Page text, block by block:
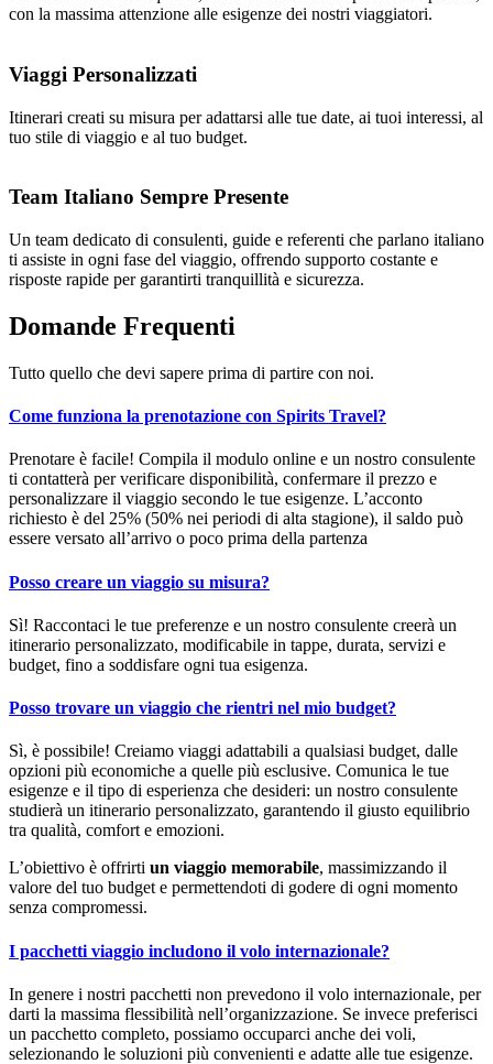
con la massima attenzione alle esigenze dei nostri viaggiatori.
Viaggi Personalizzati
Itinerari creati su misura per adattarsi alle tue date, ai tuoi interessi, al
tuo stile di viaggio e al tuo budget.
Team Italiano Sempre Presente
Un team dedicato di consulenti, guide e referenti che parlano italiano
ti assiste in ogni fase del viaggio, offrendo supporto costante e
risposte rapide per garantirti tranquillità e sicurezza.
Domande Frequenti
Tutto quello che devi sapere prima di partire con noi.
Come funziona la prenotazione con Spirits Travel?
Prenotare è facile! Compila il modulo online e un nostro consulente
ti contatterà per verificare disponibilità, confermare il prezzo e
personalizzare il viaggio secondo le tue esigenze. L’acconto
richiesto è del 25% (50% nei periodi di alta stagione), il saldo può
essere versato all’arrivo o poco prima della partenza
Posso creare un viaggio su misura?
Sì! Raccontaci le tue preferenze e un nostro consulente creerà un
itinerario personalizzato, modificabile in tappe, durata, servizi e
budget, fino a soddisfare ogni tua esigenza.
Posso trovare un viaggio che rientri nel mio budget?
Sì, è possibile! Creiamo viaggi adattabili a qualsiasi budget, dalle
opzioni più economiche a quelle più esclusive. Comunica le tue
esigenze e il tipo di esperienza che desideri: un nostro consulente
studierà un itinerario personalizzato, garantendo il giusto equilibrio
tra qualità, comfort e emozioni.
L’obiettivo è offrirti un viaggio memorabile, massimizzando il
valore del tuo budget e permettendoti di godere di ogni momento
senza compromessi.
I pacchetti viaggio includono il volo internazionale?
In genere i nostri pacchetti non prevedono il volo internazionale, per
darti la massima flessibilità nell’organizzazione. Se invece preferisci
un pacchetto completo, possiamo occuparci anche dei voli,
selezionando le soluzioni più convenienti e adatte alle tue esigenze.